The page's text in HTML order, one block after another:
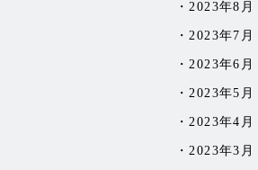
2023年8月
2023年7月
2023年6月
2023年5月
2023年4月
2023年3月